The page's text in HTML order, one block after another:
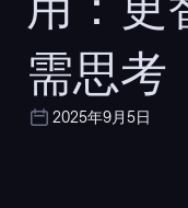
需思考
2025年9月5日